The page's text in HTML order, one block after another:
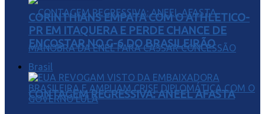
CONTAGEM REGRESSIVA: ANEEL AFASTA
CORINTHIANS EMPATA COM O ATHLETICO-
PR EM ITAQUERA E PERDE CHANCE DE
ENCOSTAR NO G-6 DO BRASILEIRÃO
Brasil